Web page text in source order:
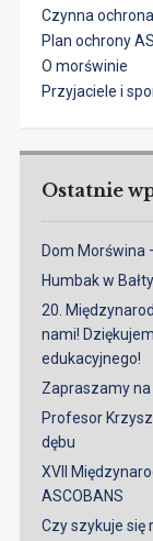
Czynna
Plan ochrony
O morświnie
Przyjaciele i
Ostatnie
Dom Morświna
Humbak w
20.
nami!
edukacyjnego!
Zapraszamy
Profesor
dębu
XVII
ASCOBANS
Czy szykuje się